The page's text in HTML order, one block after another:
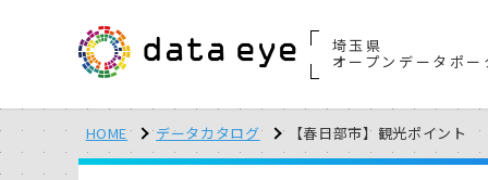
埼玉県
オープンデータポー
HOME データカタログ 【春日部市】観光ポイント